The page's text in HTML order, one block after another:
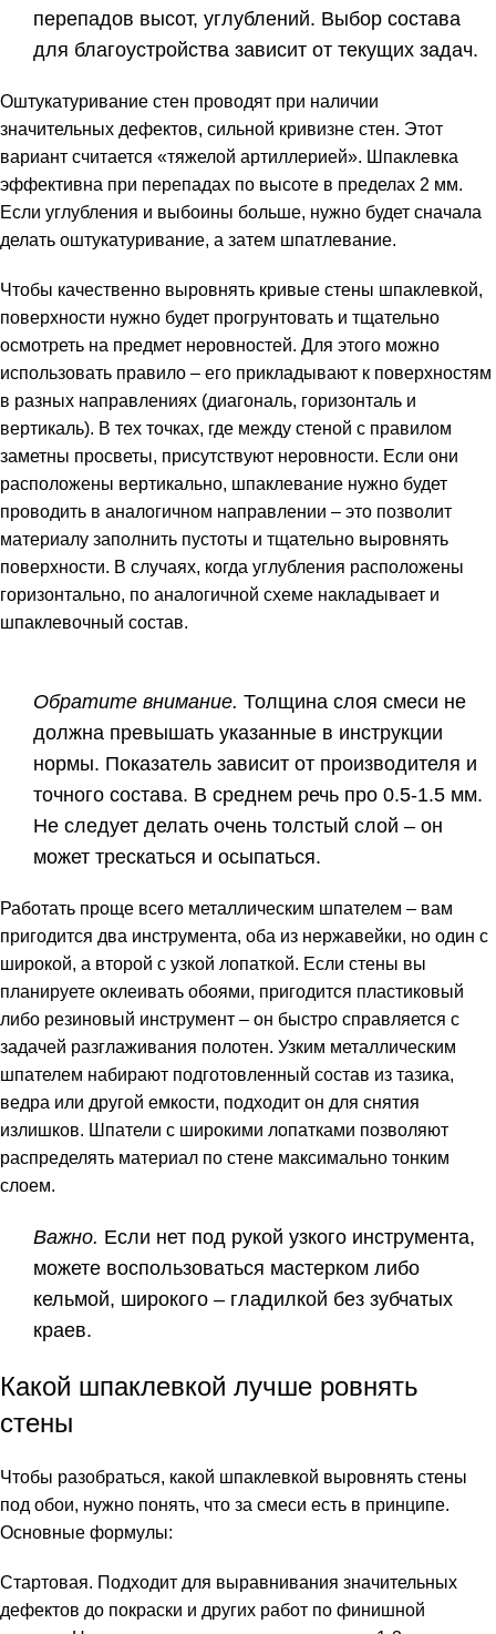
перепадов высот, углублений. Выбор состава
для благоустройства зависит от текущих задач.
Оштукатуривание стен проводят при наличии
значительных дефектов, сильной кривизне стен. Этот
вариант считается «тяжелой артиллерией». Шпаклевка
эффективна при перепадах по высоте в пределах 2 мм.
Если углубления и выбоины больше, нужно будет сначала
делать оштукатуривание, а затем шпатлевание.
Чтобы качественно выровнять кривые стены шпаклевкой,
поверхности нужно будет прогрунтовать и тщательно
осмотреть на предмет неровностей. Для этого можно
использовать правило – его прикладывают к поверхностям
в разных направлениях (диагональ, горизонталь и
вертикаль). В тех точках, где между стеной с правилом
заметны просветы, присутствуют неровности. Если они
расположены вертикально, шпаклевание нужно будет
проводить в аналогичном направлении – это позволит
материалу заполнить пустоты и тщательно выровнять
поверхности. В случаях, когда углубления расположены
горизонтально, по аналогичной схеме накладывает и
шпаклевочный состав.
Обратите внимание. Толщина слоя смеси не
должна превышать указанные в инструкции
нормы. Показатель зависит от производителя и
точного состава. В среднем речь про 0.5-1.5 мм.
Не следует делать очень толстый слой – он
может трескаться и осыпаться.
Работать проще всего металлическим шпателем – вам
пригодится два инструмента, оба из нержавейки, но один с
широкой, а второй с узкой лопаткой. Если стены вы
планируете оклеивать обоями, пригодится пластиковый
либо резиновый инструмент – он быстро справляется с
задачей разглаживания полотен. Узким металлическим
шпателем набирают подготовленный состав из тазика,
ведра или другой емкости, подходит он для снятия
излишков. Шпатели с широкими лопатками позволяют
распределять материал по стене максимально тонким
слоем.
Важно. Если нет под рукой узкого инструмента,
можете воспользоваться мастерком либо
кельмой, широкого – гладилкой без зубчатых
краев.
Какой шпаклевкой лучше ровнять
стены
Чтобы разобраться, какой шпаклевкой выровнять стены
под обои, нужно понять, что за смеси есть в принципе.
Основные формулы:
Стартовая. Подходит для выравнивания значительных
дефектов до покраски и других работ по финишной